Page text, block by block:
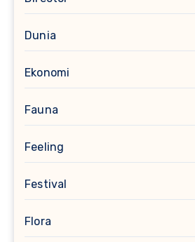
Dunia
Ekonomi
Fauna
Feeling
Festival
Flora